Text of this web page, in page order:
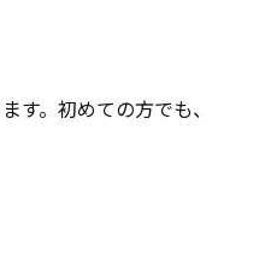
す。初めての方でも、